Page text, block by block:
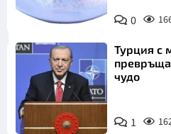
Снимка:
Пиксабей
0
Турция с
чудо
1